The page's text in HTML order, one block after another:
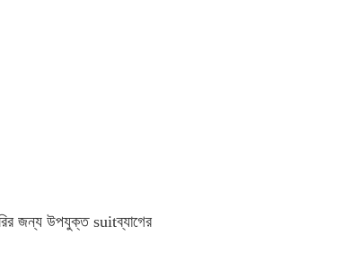
জন্য উপযুক্ত suitব্যাগের